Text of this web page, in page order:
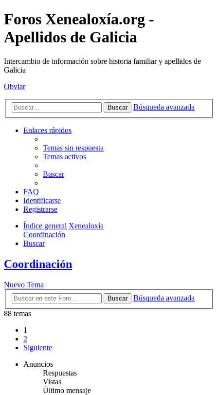
Foros Xenealoxía.org -
Apellidos de Galicia
Intercambio de información sobre historia familiar y apellidos de
Galicia
Obviar
Buscar Búsqueda avanzada
Enlaces rápidos
Temas sin respuesta
Temas activos
Buscar
FAQ
Identificarse
Registrarse
Índice general Xenealoxía
Coordinación
Buscar
Coordinación
Nuevo Tema
Buscar
Búsqueda avanzada
88 temas
1
2
Siguiente
Anuncios
Respuestas
Vistas
Último mensaje